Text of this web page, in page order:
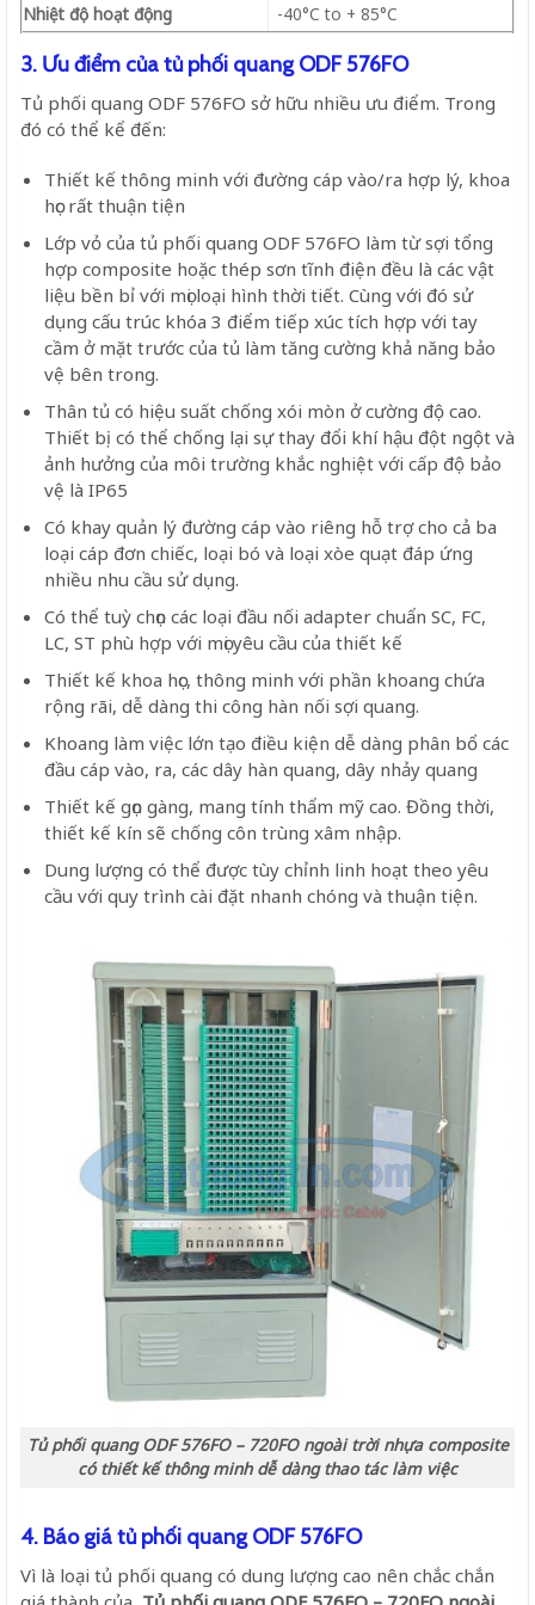
Nhiệt độ hoạt động
-40°C to + 85°C
3. Ưu điểm của tủ phối quang ODF 576FO
Tủ phối quang ODF 576FO sở hữu nhiều ưu điểm. Trong
đó có thể kể đến:
Thiết kế thông minh với đường cáp vào/ra hợp lý, khoa
học rất thuận tiện
Lớp vỏ của tủ phối quang ODF 576FO làm từ sợi tổng
hợp composite hoặc thép sơn tĩnh điện đều là các vật
liệu bền bỉ với mọi loại hình thời tiết. Cùng với đó sử
dụng cấu trúc khóa 3 điểm tiếp xúc tích hợp với tay
cầm ở mặt trước của tủ làm tăng cường khả năng bảo
vệ bên trong.
Thân tủ có hiệu suất chống xói mòn ở cường độ cao.
Thiết bị có thể chống lại sự thay đổi khí hậu đột ngột và
ảnh hưởng của môi trường khắc nghiệt với cấp độ bảo
vệ là IP65
Có khay quản lý đường cáp vào riêng hỗ trợ cho cả ba
loại cáp đơn chiếc, loại bó và loại xòe quạt đáp ứng
nhiều nhu cầu sử dụng.
Có thể tuỳ chọn các loại đầu nối adapter chuẩn SC, FC,
LC, ST phù hợp với mọi yêu cầu của thiết kế
Thiết kế khoa học, thông minh với phần khoang chứa
rộng rãi, dễ dàng thi công hàn nối sợi quang.
Khoang làm việc lớn tạo điều kiện dễ dàng phân bổ các
đầu cáp vào, ra, các dây hàn quang, dây nhảy quang
Thiết kế gọn gàng, mang tính thẩm mỹ cao. Đồng thời,
thiết kế kín sẽ chống côn trùng xâm nhập.
Dung lượng có thể được tùy chỉnh linh hoạt theo yêu
cầu với quy trình cài đặt nhanh chóng và thuận tiện.
Tủ phối quang ODF 576FO – 720FO ngoài trời nhựa composite
có thiết kế thông minh dễ dàng thao tác làm việc
4. Báo giá tủ phối quang ODF 576FO
Vì là loại tủ phối quang có dung lượng cao nên chắc chắn